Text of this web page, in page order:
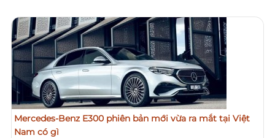
Mercedes-Benz E300 phiên bản mới vừa ra mắt tại Việt
Nam có gì